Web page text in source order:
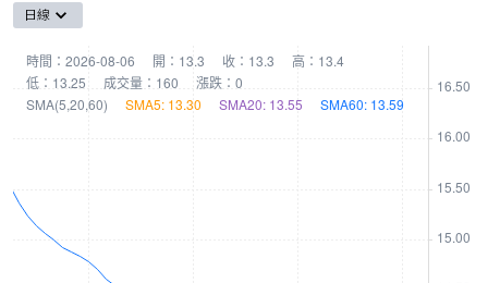
日線